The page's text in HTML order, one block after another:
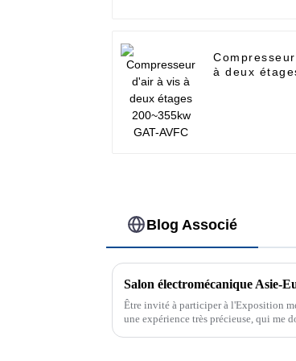
à deux
Blog Associé
Salon électromécanique Asie-
Être invité à participer à l'Exposition
une expérience très précieuse, qui me